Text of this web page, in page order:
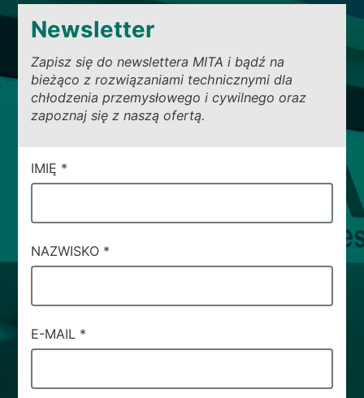
Newsletter
Zapisz się do newslettera MITA i bądź na
bieżąco z rozwiązaniami technicznymi dla
chłodzenia przemysłowego i cywilnego oraz
zapoznaj się z naszą ofertą.
CAMPI
DI
#63
IMIĘ *
NAZWISKO *
E-MAIL *